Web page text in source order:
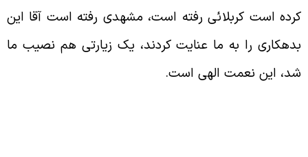
است کربلائی رفته است، مشهدی رفته است آقا این
را به ما عنایت کردند، یک زیارتی هم نصیب ما
این نعمت الهی است.